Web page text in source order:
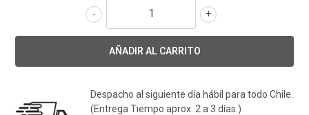
+
-
Despacho al siguiente día hábil para todo Chile.
(Entrega Tiempo aprox. 2 a 3 días.)